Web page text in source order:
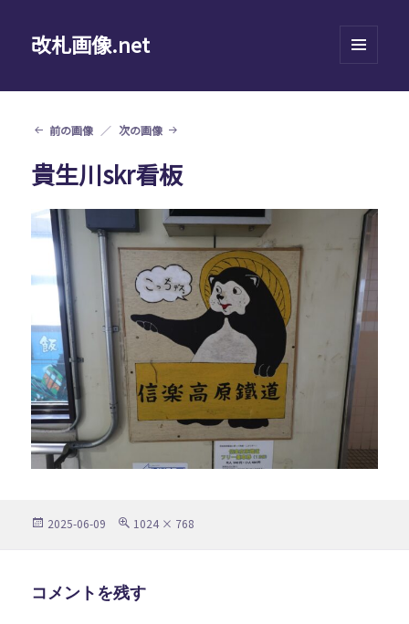
改札画像.net
ーとウ
前の画像 次の画像
貴生川skr看板
投
2025-06-09
フ
ズ
1024 × 768
コメントを残す